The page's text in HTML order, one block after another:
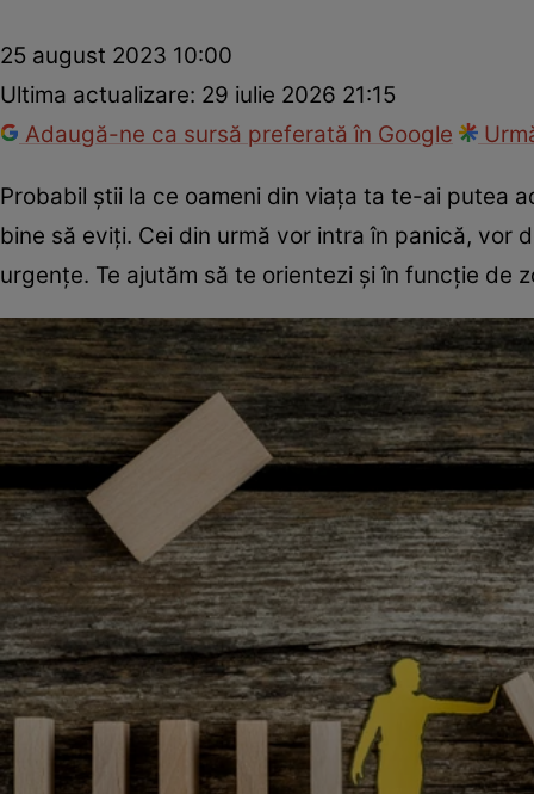
25 august 2023 10:00
Ultima actualizare: 29 iulie 2026 21:15
Adaugă-ne ca sursă preferată în Google
Probabil știi la ce oameni din viața ta te-ai putea
bine să eviți. Cei din urmă vor intra în panică,
urgențe. Te ajutăm să te orientezi şi în funcţie de